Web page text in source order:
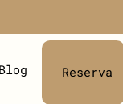
Blog Reserva